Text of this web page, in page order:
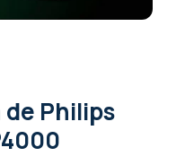
de Philips